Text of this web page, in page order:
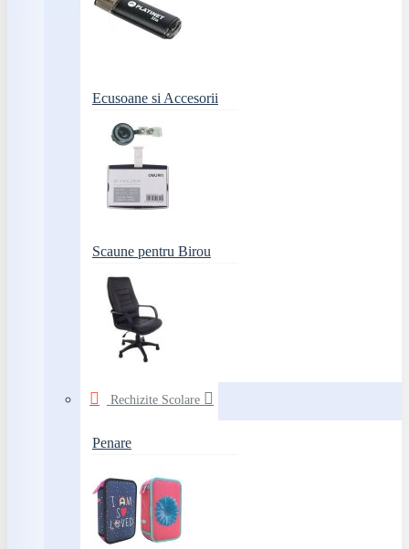
Ecusoane si Accesorii
Scaune pentru Birou
Rechizite Scolare
Penare